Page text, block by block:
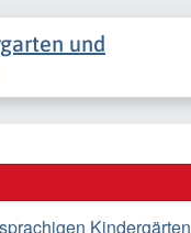
und
Kindergärten